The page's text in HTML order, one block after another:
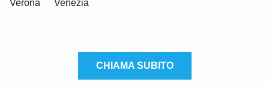
Verona Venezia
CHIAMA SUBITO